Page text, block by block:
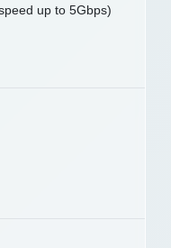
up to 5Gbps)